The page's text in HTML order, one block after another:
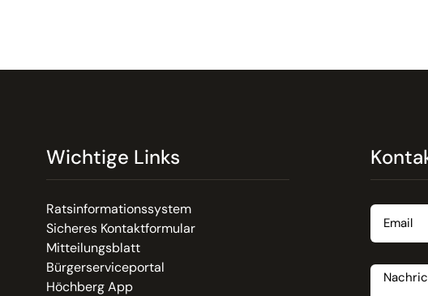
Wichtige Links
Ratsinformationssystem
Sicheres Kontaktformular
Mitteilungsblatt
Bürgerserviceportal
Höchberg App